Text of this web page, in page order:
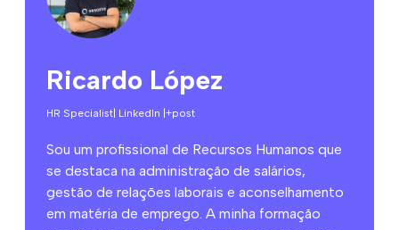
Ricardo López
HR Specialist| LinkedIn |+post
Sou um profissional de Recursos Humanos que
se destaca na administração de salários,
gestão de relações laborais e aconselhamento
em matéria de emprego. A minha formação